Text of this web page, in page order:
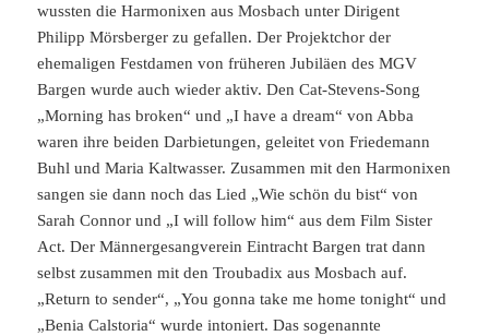
wussten die Harmonixen aus Mosbach unter Dirigent
Philipp Mörsberger zu gefallen. Der Projektchor der
ehemaligen Festdamen von früheren Jubiläen des MGV
Bargen wurde auch wieder aktiv. Den Cat-Stevens-Song
„Morning has broken“ und „I have a dream“ von Abba
waren ihre beiden Darbietungen, geleitet von Friedemann
Buhl und Maria Kaltwasser. Zusammen mit den Harmonixen
sangen sie dann noch das Lied „Wie schön du bist“ von
Sarah Connor und „I will follow him“ aus dem Film Sister
Act. Der Männergesangverein Eintracht Bargen trat dann
selbst zusammen mit den Troubadix aus Mosbach auf.
„Return to sender“, „You gonna take me home tonight“ und
„Benia Calstoria“ wurde intoniert. Das sogenannte